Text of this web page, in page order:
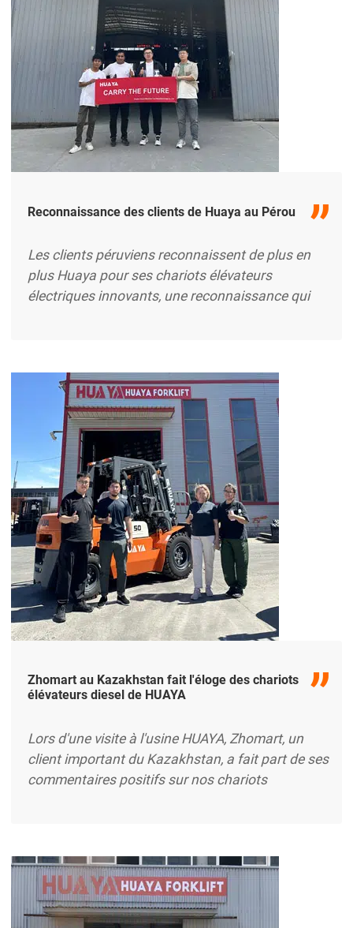
Reconnaissance des clients de Huaya au Pérou
Les clients péruviens reconnaissent de plus en
plus Huaya pour ses chariots élévateurs
électriques innovants, une reconnaissance qui
performances de nos chariots élévateurs
électriques, ce qui renforce la confiance dans
notre marque. Au fur et à mesure que les clients
se familiarisent avec nos machines de pointe,
l'extrait ...
Zhomart au Kazakhstan fait l'éloge des chariots
élévateurs diesel de HUAYA
Lors d'une visite à l'usine HUAYA, Zhomart, un
client important du Kazakhstan, a fait part de ses
commentaires positifs sur nos chariots
parfaitement aux besoins industriels de sa
région. Cette visite a réaffirmé la confiance de
Zhomart dans la capacité de HUAYA à fournir des
chariots élévateurs de haute qualité, excerpt ...